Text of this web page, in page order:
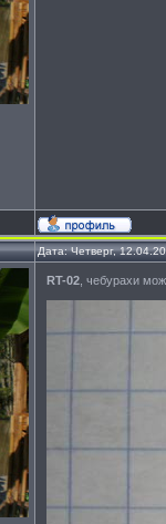
Дата: Четверг,
RT-02 , чебурахи